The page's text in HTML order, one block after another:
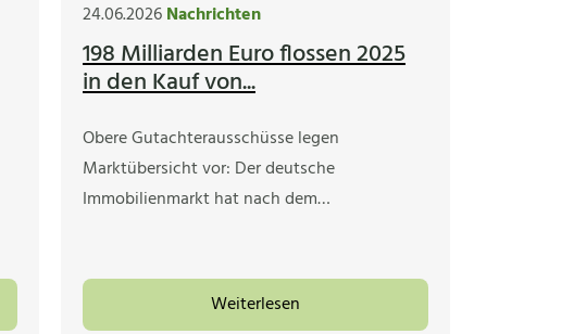
24.06.2026Nachrichten
198 Milliarden Euro flossen 2025
in den Kauf von...
Obere Gutachterausschüsse legen
Marktübersicht vor: Der deutsche
Immobilienmarkt hat nach dem…
Weiterlesen